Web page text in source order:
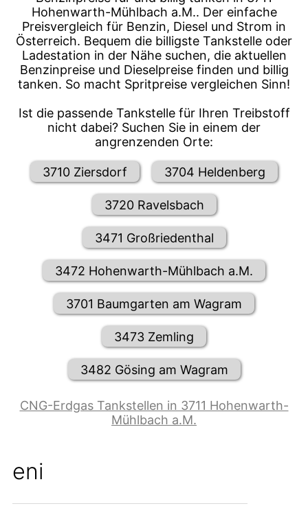
Hohenwarth-Mühlbach a.M.. Der einfache
Preisvergleich für Benzin, Diesel und Strom in
Österreich. Bequem die billigste Tankstelle oder
Ladestation in der Nähe suchen, die aktuellen
Benzinpreise und Dieselpreise finden und billig
tanken. So macht Spritpreise vergleichen Sinn!
Ist die passende Tankstelle für Ihren Treibstoff
nicht dabei? Suchen Sie in einem der
angrenzenden Orte:
3710 Ziersdorf 3704 Heldenberg
3720 Ravelsbach
3471 Großriedenthal
3472 Hohenwarth-Mühlbach a.M.
3701 Baumgarten am Wagram
3473 Zemling
3482 Gösing am Wagram
CNG-Erdgas Tankstellen in 3711 Hohenwarth-
Mühlbach a.M.
eni